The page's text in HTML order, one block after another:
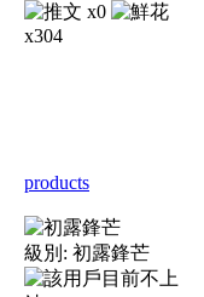
x0
x304
products
級別: 初露鋒芒